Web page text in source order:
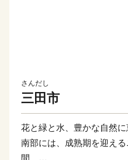
さんだし
三田市
花と緑と水、豊かな自然に
南部には、成熟期を迎え